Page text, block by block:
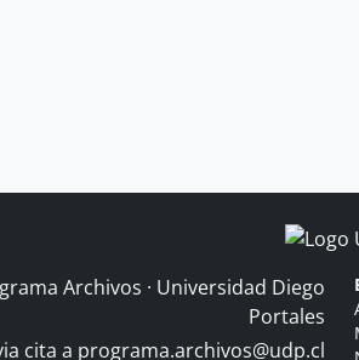
Archivos · Universidad Diego
Portales
cita a programa.archivos@udp.cl